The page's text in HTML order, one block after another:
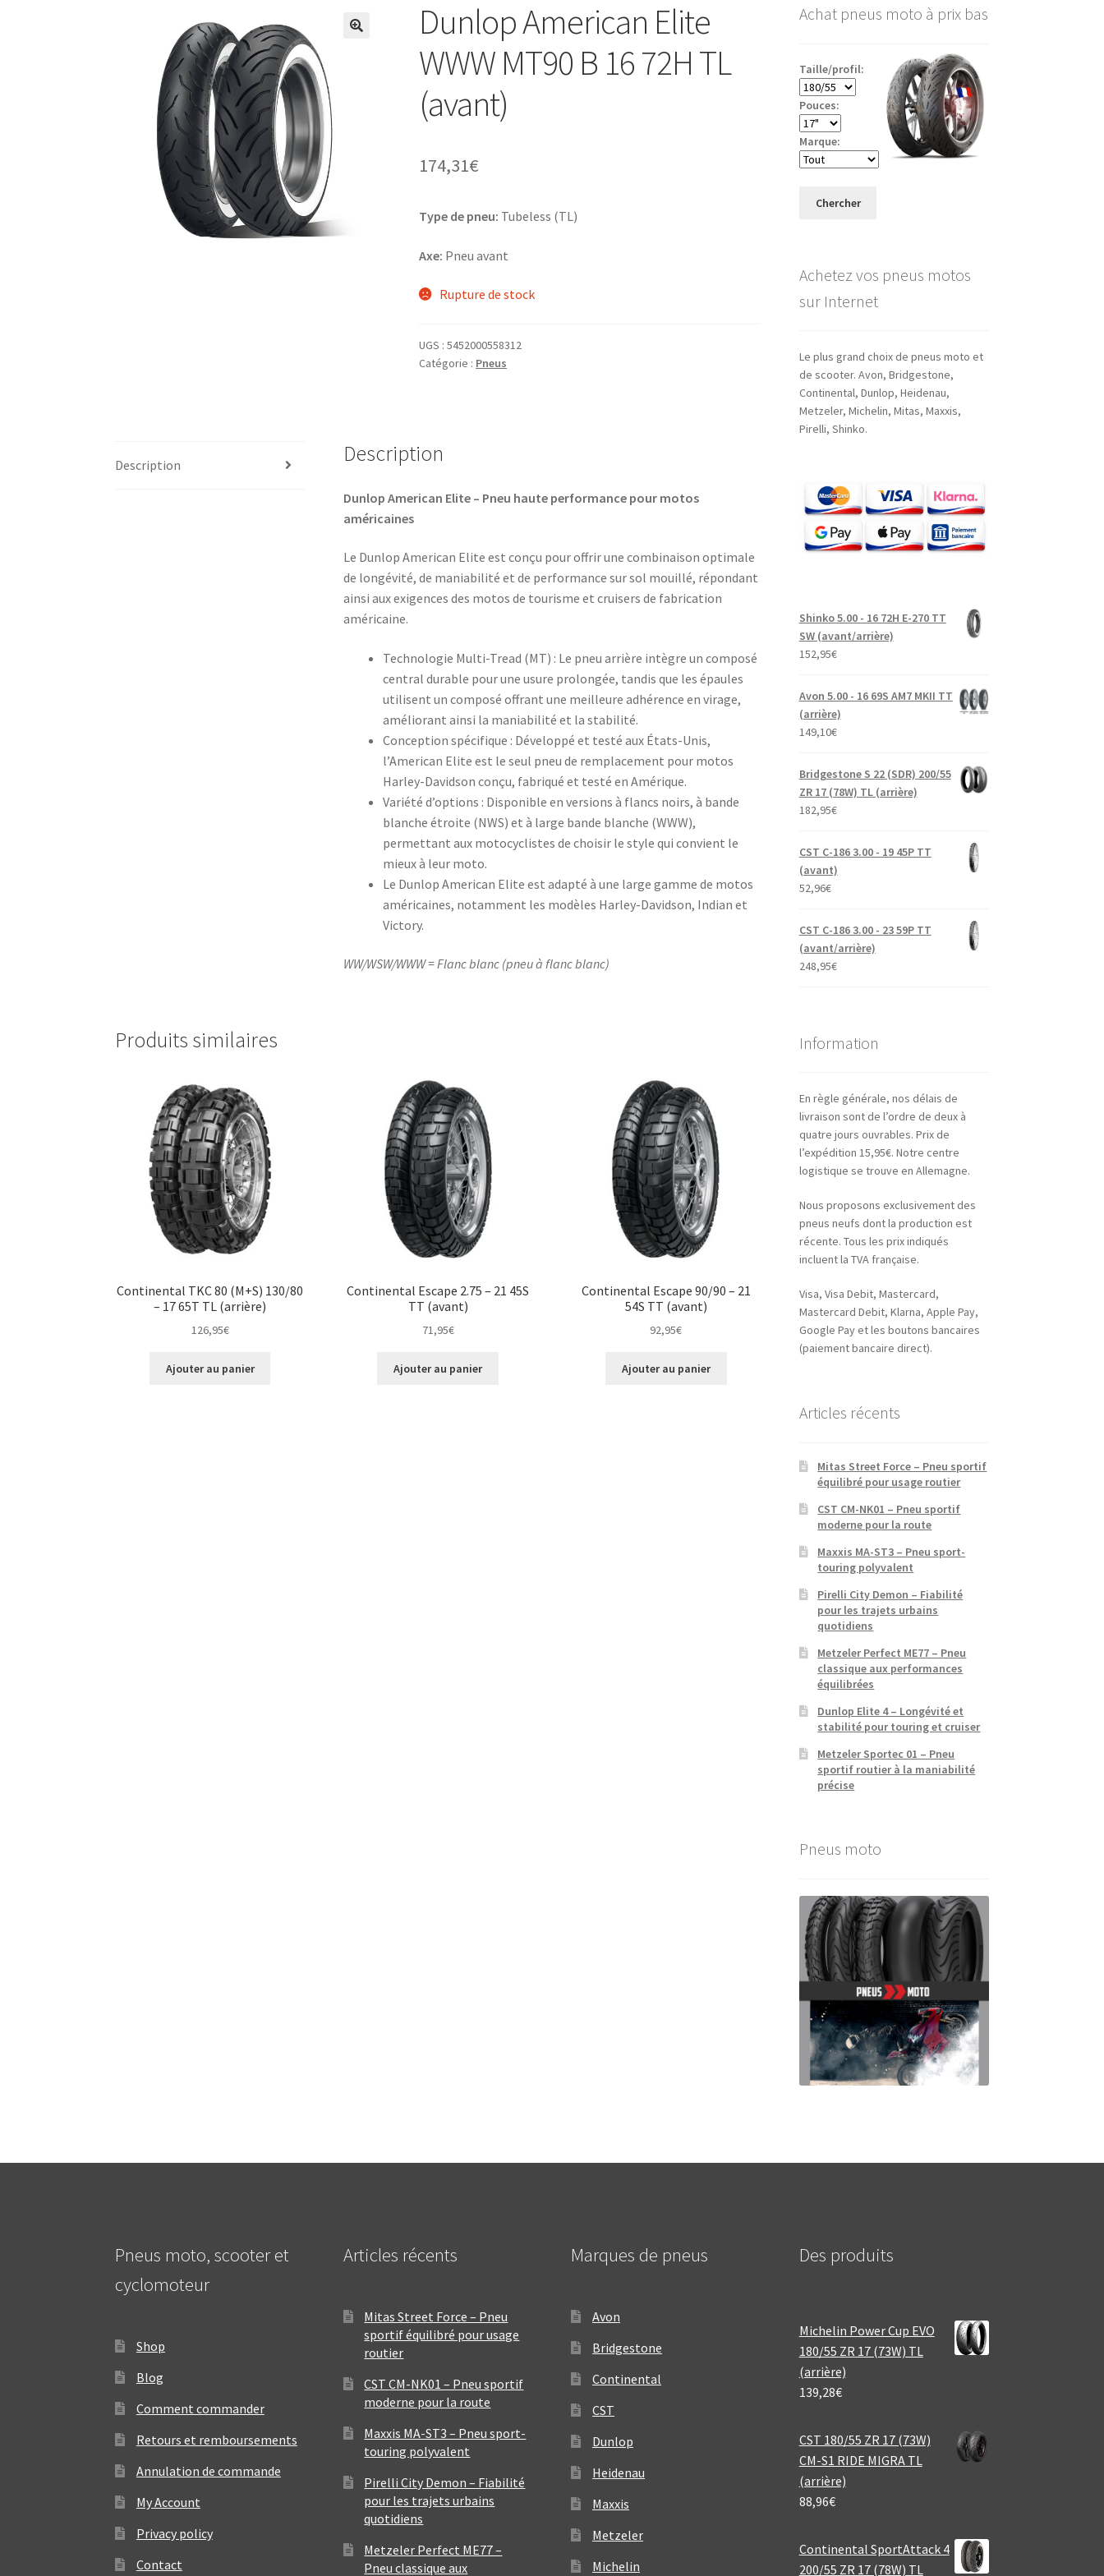
Dunlop American Elite
WWW MT90 B 16 72H TL
(avant)
174,31€
Type de pneu: Tubeless (TL)
Axe: Pneu avant
Rupture de stock
UGS :5452000558312
Catégorie : Pneus
Description Description
Dunlop American Elite – Pneu haute performance pour motos
américaines
Le Dunlop American Elite est conçu pour offrir une combinaison optimale
de longévité, de maniabilité et de performance sur sol mouillé, répondant
ainsi aux exigences des motos de tourisme et cruisers de fabrication
américaine.​
Technologie Multi-Tread (MT) : Le pneu arrière intègre un composé
central durable pour une usure prolongée, tandis que les épaules
utilisent un composé offrant une meilleure adhérence en virage,
améliorant ainsi la maniabilité et la stabilité.
Conception spécifique : Développé et testé aux États-Unis,
l’American Elite est le seul pneu de remplacement pour motos
Harley-Davidson conçu, fabriqué et testé en Amérique.
Variété d’options : Disponible en versions à flancs noirs, à bande
blanche étroite (NWS) et à large bande blanche (WWW),
permettant aux motocyclistes de choisir le style qui convient le
mieux à leur moto. ​
Le Dunlop American Elite est adapté à une large gamme de motos
américaines, notamment les modèles Harley-Davidson, Indian et
Victory.
WW/WSW/WWW = Flanc blanc (pneu à flanc blanc)
Produits similaires
Continental TKC 80 (M+S) 130/80
– 17 65T TL (arrière)
126,95€
Ajouter au panier
Continental Escape 2.75 – 21 45S
TT (avant)
71,95€
Ajouter au panier
Continental Escape 90/90 – 21
54S TT (avant)
92,95€
Ajouter au panier
Achat pneus moto à prix bas
Taille/profil:
Pouces:
Marque:
Chercher
Achetez vos pneus motos
sur Internet
Le plus grand choix de pneus moto et
de scooter. Avon, Bridgestone,
Continental, Dunlop, Heidenau,
Metzeler, Michelin, Mitas, Maxxis,
Pirelli, Shinko.
Shinko 5.00 - 16 72H E-270 TT
SW (avant/arrière)
152,95€
Avon 5.00 - 16 69S AM7 MKII TT
(arrière)
149,10€
Bridgestone S 22 (SDR) 200/55
ZR 17 (78W) TL (arrière)
182,95€
CST C-186 3.00 - 19 45P TT
(avant)
52,96€
CST C-186 3.00 - 23 59P TT
(avant/arrière)
248,95€
Information
En règle générale, nos délais de
livraison sont de l’ordre de deux à
quatre jours ouvrables. Prix de
l’expédition 15,95€. Notre centre
logistique se trouve en Allemagne.
Nous proposons exclusivement des
pneus neufs dont la production est
récente. Tous les prix indiqués
incluent la TVA française.
Visa, Visa Debit, Mastercard,
Mastercard Debit, Klarna, Apple Pay,
Google Pay et les boutons bancaires
(paiement bancaire direct).
Articles récents
Mitas Street Force – Pneu sportif
équilibré pour usage routier
CST CM-NK01 – Pneu sportif
moderne pour la route
Maxxis MA-ST3 – Pneu sport-
touring polyvalent
Pirelli City Demon – Fiabilité
pour les trajets urbains
quotidiens
Metzeler Perfect ME77 – Pneu
classique aux performances
équilibrées
Dunlop Elite 4 – Longévité et
stabilité pour touring et cruiser
Metzeler Sportec 01 – Pneu
sportif routier à la maniabilité
précise
Pneus moto
Pneus moto, scooter et
cyclomoteur
Shop
Blog
Comment commander
Retours et remboursements
Annulation de commande
My Account
Privacy policy
Contact
Articles récents
Mitas Street Force – Pneu
sportif équilibré pour usage
routier
CST CM-NK01 – Pneu sportif
moderne pour la route
Maxxis MA-ST3 – Pneu sport-
touring polyvalent
Pirelli City Demon – Fiabilité
pour les trajets urbains
quotidiens
Metzeler Perfect ME77 –
Pneu classique aux
Marques de pneus
Avon
Bridgestone
Continental
CST
Dunlop
Heidenau
Maxxis
Metzeler
Michelin
Des produits
Michelin Power Cup EVO
180/55 ZR 17 (73W) TL
(arrière)
139,28€
CST 180/55 ZR 17 (73W)
CM-S1 RIDE MIGRA TL
(arrière)
88,96€
Continental SportAttack 4
200/55 ZR 17 (78W) TL